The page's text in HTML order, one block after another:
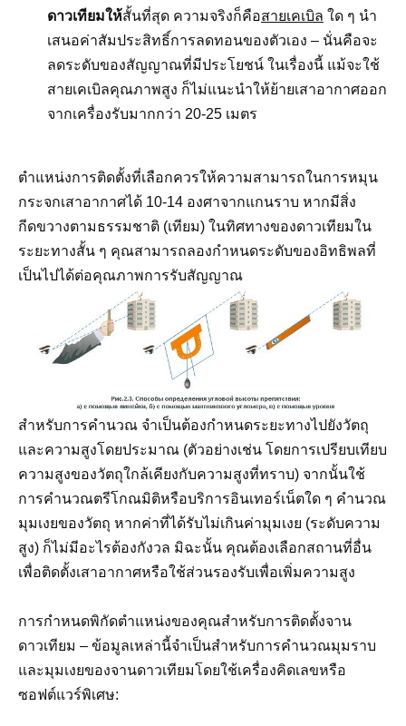
ดาวเทียมให้สั้นที่สุด ความจริงก็คือสายเคเบิล ใด ๆ นำ
เสนอค่าสัมประสิทธิ์การลดทอนของตัวเอง – นั่นคือจะ
ลดระดับของสัญญาณที่มีประโยชน์ ในเรื่องนี้ แม้จะใช้
สายเคเบิลคุณภาพสูง ก็ไม่แนะนำให้ย้ายเสาอากาศออก
จากเครื่องรับมากกว่า 20-25 เมตร
ตำแหน่งการติดตั้งที่เลือกควรให้ความสามารถในการหมุน
กระจกเสาอากาศได้ 10-14 องศาจากแกนราบ หากมีสิ่ง
กีดขวางตามธรรมชาติ (เทียม) ในทิศทางของดาวเทียมใน
ระยะทางสั้น ๆ คุณสามารถลองกำหนดระดับของอิทธิพลที่
เป็นไปได้ต่อคุณภาพการรับสัญญาณ
สำหรับการคำนวณ จำเป็นต้องกำหนดระยะทางไปยังวัตถุ
และความสูงโดยประมาณ (ตัวอย่างเช่น โดยการเปรียบเทียบ
ความสูงของวัตถุใกล้เคียงกับความสูงที่ทราบ) จากนั้นใช้
การคำนวณตรีโกณมิติหรือบริการอินเทอร์เน็ตใด ๆ คำนวณ
มุมเงยของวัตถุ หากค่าที่ได้รับไม่เกินค่ามุมเงย (ระดับความ
สูง) ก็ไม่มีอะไรต้องกังวล มิฉะนั้น คุณต้องเลือกสถานที่อื่น
เพื่อติดตั้งเสาอากาศหรือใช้ส่วนรองรับเพื่อเพิ่มความสูง
การกำหนดพิกัดตำแหน่งของคุณสำหรับการติดตั้งจาน
ดาวเทียม – ข้อมูลเหล่านี้จำเป็นสำหรับการคำนวณมุมราบ
และมุมเงยของจานดาวเทียมโดยใช้เครื่องคิดเลขหรือ
ซอฟต์แวร์พิเศษ: